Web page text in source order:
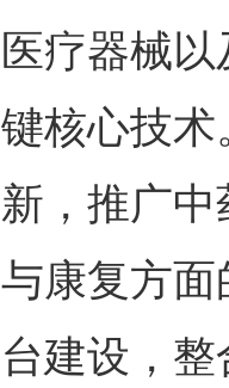
疗器械
核心技
，推广
康复方
建设，